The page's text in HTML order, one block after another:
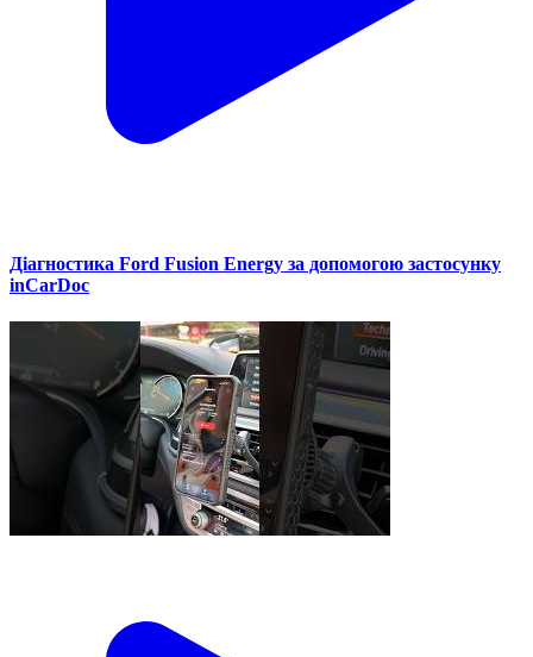
Діагностика Ford Fusion Energy за допомогою застосунку
inCarDoc